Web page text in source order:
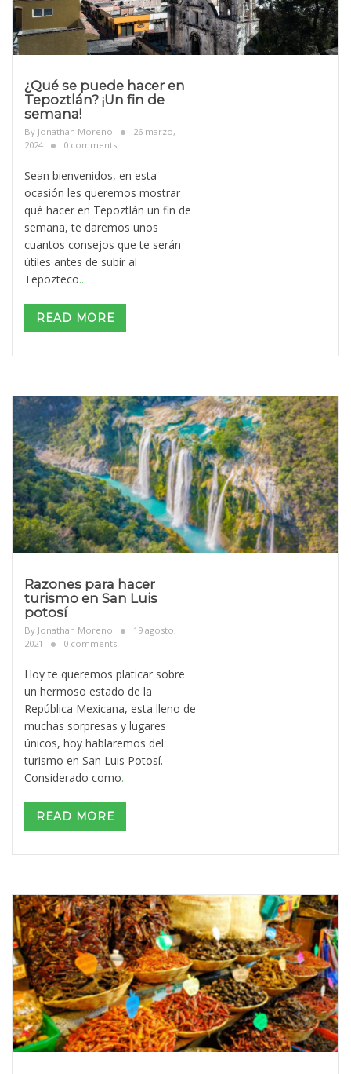
¿Qué se puede hacer en
Tepoztlán? ¡Un fin de
semana!
By Jonathan Moreno
26 marzo,
2024
0 comments
Sean bienvenidos, en esta
ocasión les queremos mostrar
qué hacer en Tepoztlán un fin de
semana, te daremos unos
cuantos consejos que te serán
útiles antes de subir al
Tepozteco..
READ MORE
Razones para hacer
turismo en San Luis
potosí
By Jonathan Moreno
19 agosto,
2021
0 comments
Hoy te queremos platicar sobre
un hermoso estado de la
República Mexicana, esta lleno de
muchas sorpresas y lugares
únicos, hoy hablaremos del
turismo en San Luis Potosí.
Considerado como..
READ MORE